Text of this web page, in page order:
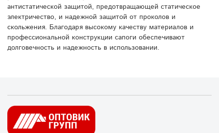
антистатической защитой, предотвращающей статическое
электричество, и надежной защитой от проколов и
скольжения. Благодаря высокому качеству материалов и
профессиональной конструкции сапоги обеспечивают
долговечность и надежность в использовании.